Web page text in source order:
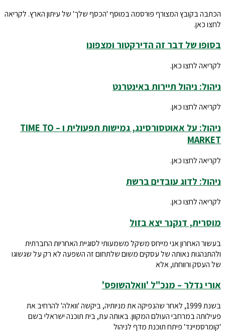
הכתבה בקובץ המצורף פורסמה במוסף 'הכסף שלך' של עיתון הארץ. לקריאה
לחצו כאן.
בסופו של דבר זה הדירקטור ומצפונו
לקריאה לחצו כאן.
ניהול: ניהול תיירות באינטרנט
לקריאה לחצו כאן.
ניהול: על אאוטסורסינג, גמישות תפעולית ו – TIME TO
MARKET
לקריאה לחצו כאן.
ניהול: לדוג עובדים ברשת
לקריאה לחצו כאן.
מוסרית, דנקנר יצא בזול
בעשור האחרון אני מייחס משקל משמעותי לסוגיית האחריות החברתית
ולהתנהגות נאותה של עסקים משום שלתחום זה השפעה לא רק על שגשוגו
של העסק ורווחתו, אלא
אורי נדלר – מנכ"ל 'וואלהשופס'
בשנת 1999, לאחר שהנפיקה את מניותיה, ביקשה 'וואלה' להרחיב את
פעילותה במרחבי העולם המקוון. באותה עת, בית תוכנה ישראלי בשם
'קומרסמיינד' פיתח תוכנת מדף לניהול